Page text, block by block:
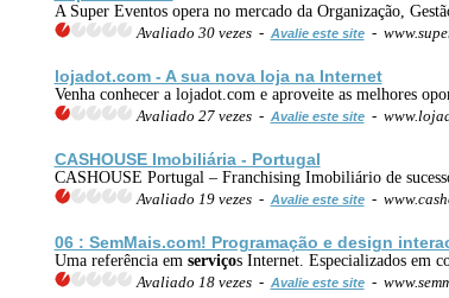
A Super Eventos opera no mercado da Organização,
Avaliado 30 vezes - Avalie este site-
lojadot.com - A sua nova loja na Internet
Venha conhecer a lojadot.com e aproveite as melhores
Avaliado 27 vezes - Avalie este site-
CASHOUSE Imobiliária - Portugal
CASHOUSE Portugal – Franchising Imobiliário de
Avaliado 19 vezes - Avalie este site-
06 : SemMais.com! Programação e design
Uma referência em serviços Internet. Especializados em
Avaliado 18 vezes - Avalie este site-